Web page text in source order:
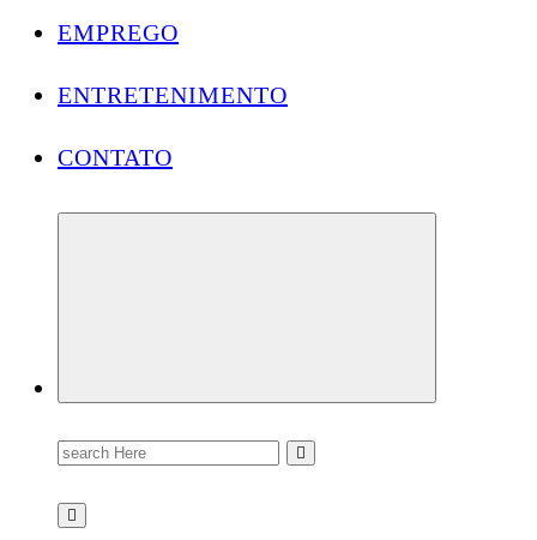
EMPREGO
ENTRETENIMENTO
CONTATO
Search
for: